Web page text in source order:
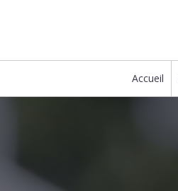
Accueil